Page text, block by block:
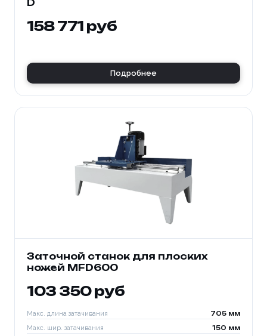
D
158 771 руб
Подробнее
Заточной станок для плоских
ножей MFD600
103 350 руб
Макс. длина затачивания 705 мм
Макс. шир. затачивания 150 мм